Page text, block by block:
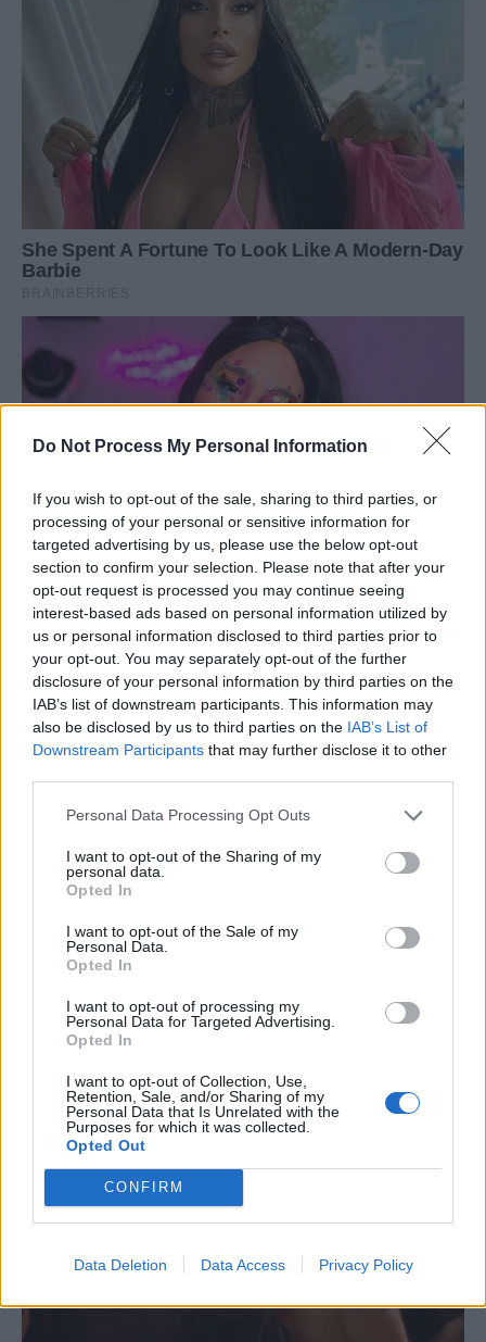
Do Not Process My Personal Information
If you wish to opt-out of the sale, sharing to third parties, or
processing of your personal or sensitive information for
targeted advertising by us, please use the below opt-out
section to confirm your selection. Please note that after your
opt-out request is processed you may continue seeing
interest-based ads based on personal information utilized by
us or personal information disclosed to third parties prior to
your opt-out. You may separately opt-out of the further
disclosure of your personal information by third parties on the
IAB’s list of downstream participants. This information may
also be disclosed by us to third parties on the IAB’s List of
Downstream Participants that may further disclose it to other
Personal Data Processing Opt Outs
I want to opt-out of the Sharing of my
personal data.
Opted In
I want to opt-out of the Sale of my
Personal Data.
Opted In
I want to opt-out of processing my
Personal Data for Targeted Advertising.
Opted In
I want to opt-out of Collection, Use,
Retention, Sale, and/or Sharing of my
Personal Data that Is Unrelated with the
Purposes for which it was collected.
Opted Out
CONFIRM
Data Deletion Data Access Privacy Policy